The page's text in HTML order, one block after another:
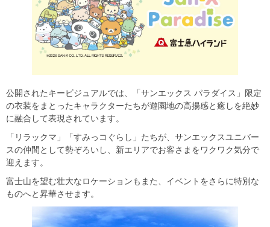
公開されたキービジュアルでは、「サンエックス パラダイス」限定
の衣装をまとったキャラクターたちが遊園地の高揚感と癒しを絶妙
に融合して表現されています。
「リラックマ」「すみっコぐらし」たちが、サンエックスユニバー
スの仲間として勢ぞろいし、新エリアでお客さまをワクワク気分で
迎えます。
富士山を望む壮大なロケーションもまた、イベントをさらに特別な
ものへと昇華させます。